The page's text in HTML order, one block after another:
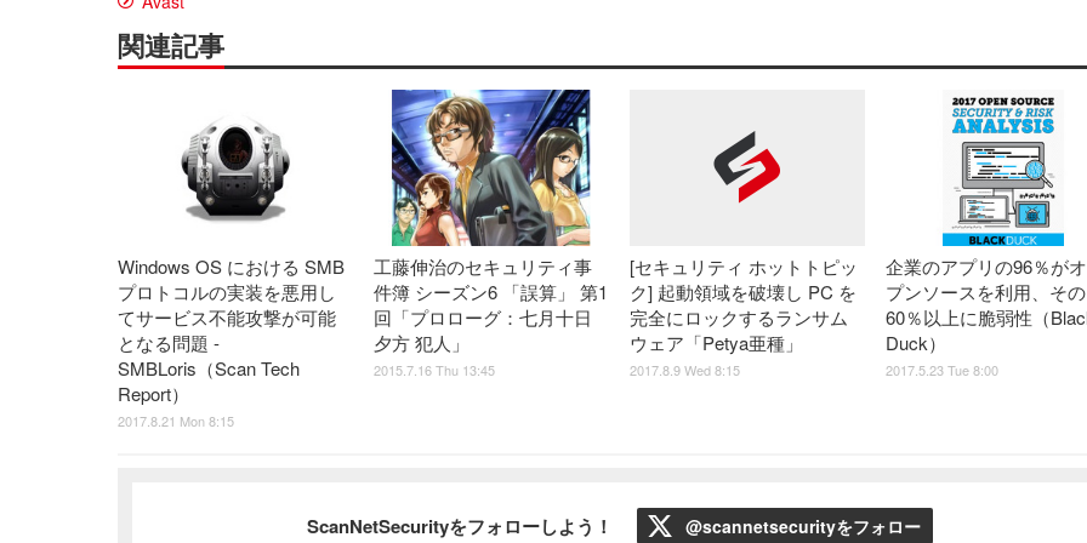
関連記事
Windows OS における SMB
プロトコルの実装を悪用し
てサービス不能攻撃が可能
となる問題 -
SMBLoris（Scan Tech
Report）
2017.8.21 Mon 8:15
工藤伸治のセキュリティ事
件簿 シーズン6 「誤算」 第1
回「プロローグ：七月十日
夕方 犯人」
2015.7.16 Thu 13:45
[セキュリティ ホットトピッ
ク] 起動領域を破壊し PC を
完全にロックするランサム
ウェア「Petya亜種」
2017.8.9 Wed 8:15
企業のアプリの96％が
プンソースを利用、その
60％以上に脆弱性（
Duck）
2017.5.23 Tue 8:00
ScanNetSecurityをフォローしよう！ @scannetsecurityをフォロー